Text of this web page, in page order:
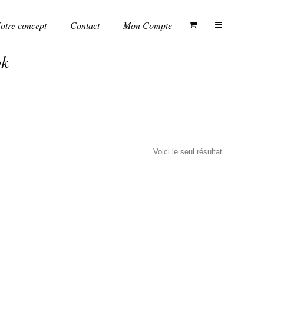
concept Contact Mon Compte
Voici le seul résultat